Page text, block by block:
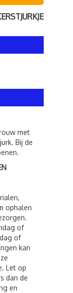
met
Bij de
ophalen
of
of
kan
Let op
dan de
en